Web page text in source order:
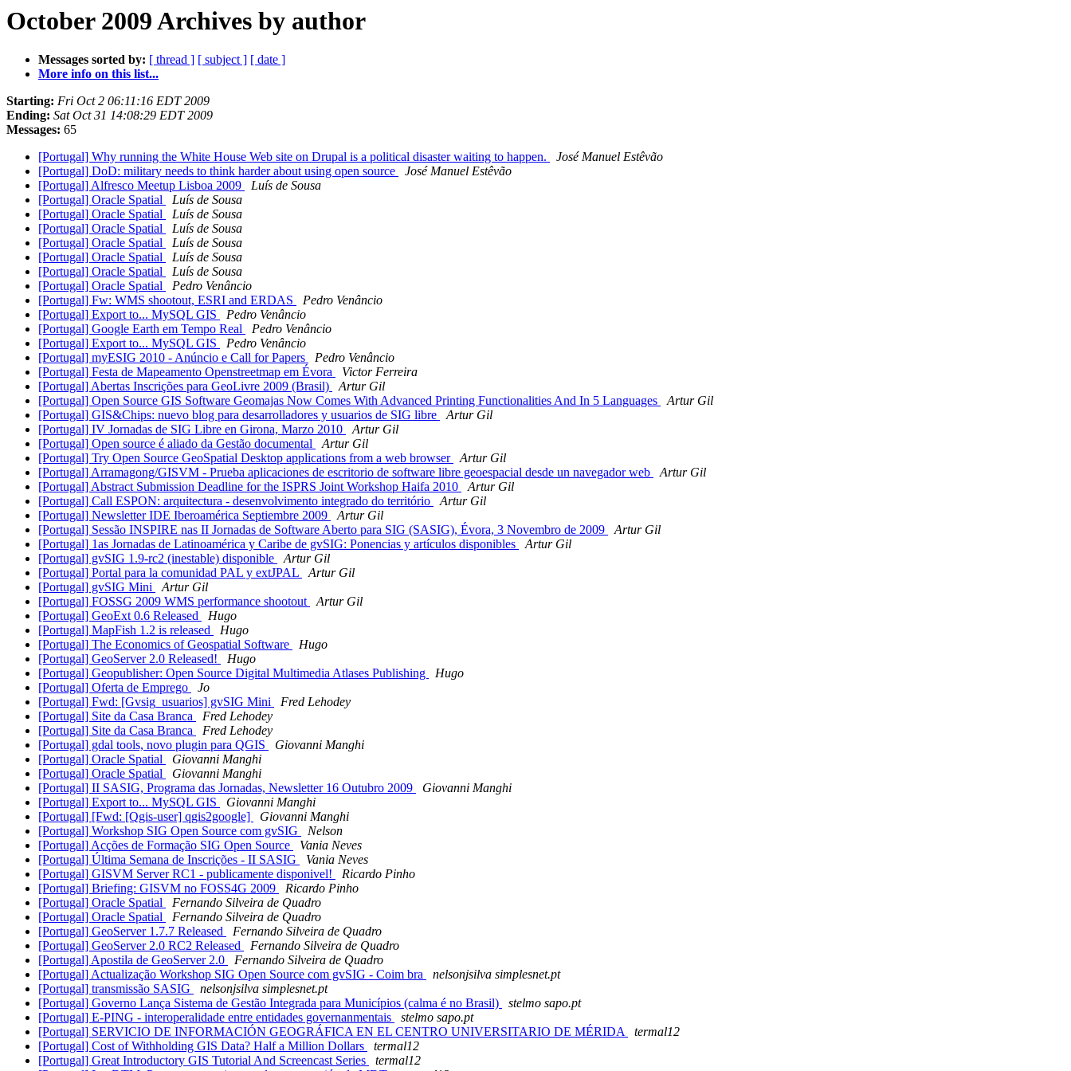
October 2009 Archives by author
Messages sorted by: [ thread ] [ subject ] [ date ]
More info on this list...
Starting: Fri Oct 2 06:11:16 EDT 2009
Ending: Sat Oct 31 14:08:29 EDT 2009
Messages: 65
[Portugal] Why running the White House Web site on Drupal is a political disaster waiting to happen.
José Manuel Estêvão
[Portugal] DoD: military needs to think harder about using open source
José Manuel Estêvão
[Portugal] Alfresco Meetup Lisboa 2009
Luís de Sousa
[Portugal] Oracle Spatial
Luís de Sousa
[Portugal] Oracle Spatial
Luís de Sousa
[Portugal] Oracle Spatial
Luís de Sousa
[Portugal] Oracle Spatial
Luís de Sousa
[Portugal] Oracle Spatial
Luís de Sousa
[Portugal] Oracle Spatial
Luís de Sousa
[Portugal] Oracle Spatial
Pedro Venâncio
[Portugal] Fw: WMS shootout, ESRI and ERDAS
Pedro Venâncio
[Portugal] Export to... MySQL GIS
Pedro Venâncio
[Portugal] Google Earth em Tempo Real
Pedro Venâncio
[Portugal] Export to... MySQL GIS
Pedro Venâncio
[Portugal] myESIG 2010 - Anúncio e Call for Papers
Pedro Venâncio
[Portugal] Festa de Mapeamento Openstreetmap em Évora
Victor Ferreira
[Portugal] Abertas Inscrições para GeoLivre 2009 (Brasil)
Artur Gil
[Portugal] Open Source GIS Software Geomajas Now Comes With Advanced Printing Functionalities And In 5 Languages
Artur Gil
[Portugal] GIS&Chips: nuevo blog para desarrolladores y usuarios de SIG libre
Artur Gil
[Portugal] IV Jornadas de SIG Libre en Girona, Marzo 2010
Artur Gil
[Portugal] Open source é aliado da Gestão documental
Artur Gil
[Portugal] Try Open Source GeoSpatial Desktop applications from a web browser
Artur Gil
[Portugal] Arramagong/GISVM - Prueba aplicaciones de escritorio de software libre geoespacial desde un navegador web
Artur Gil
[Portugal] Abstract Submission Deadline for the ISPRS Joint Workshop Haifa 2010
Artur Gil
[Portugal] Call ESPON: arquitectura - desenvolvimento integrado do território
Artur Gil
[Portugal] Newsletter IDE Iberoamérica Septiembre 2009
Artur Gil
[Portugal] Sessão INSPIRE nas II Jornadas de Software Aberto para SIG (SASIG), Évora, 3 Novembro de 2009
Artur Gil
[Portugal] 1as Jornadas de Latinoamérica y Caribe de gvSIG: Ponencias y artículos disponibles
Artur Gil
[Portugal] gvSIG 1.9-rc2 (inestable) disponible
Artur Gil
[Portugal] Portal para la comunidad PAL y extJPAL
Artur Gil
[Portugal] gvSIG Mini
Artur Gil
[Portugal] FOSSG 2009 WMS performance shootout
Artur Gil
[Portugal] GeoExt 0.6 Released
Hugo
[Portugal] MapFish 1.2 is released
Hugo
[Portugal] The Economics of Geospatial Software
Hugo
[Portugal] GeoServer 2.0 Released!
Hugo
[Portugal] Geopublisher: Open Source Digital Multimedia Atlases Publishing
Hugo
[Portugal] Oferta de Emprego
Jo
[Portugal] Fwd: [Gvsig_usuarios] gvSIG Mini
Fred Lehodey
[Portugal] Site da Casa Branca
Fred Lehodey
[Portugal] Site da Casa Branca
Fred Lehodey
[Portugal] gdal tools, novo plugin para QGIS
Giovanni Manghi
[Portugal] Oracle Spatial
Giovanni Manghi
[Portugal] Oracle Spatial
Giovanni Manghi
[Portugal] II SASIG, Programa das Jornadas, Newsletter 16 Outubro 2009
Giovanni Manghi
[Portugal] Export to... MySQL GIS
Giovanni Manghi
[Portugal] [Fwd: [Qgis-user] qgis2google]
Giovanni Manghi
[Portugal] Workshop SIG Open Source com gvSIG
Nelson
[Portugal] Acções de Formação SIG Open Source
Vania Neves
[Portugal] Última Semana de Inscrições - II SASIG
Vania Neves
[Portugal] GISVM Server RC1 - publicamente disponivel!
Ricardo Pinho
[Portugal] Briefing: GISVM no FOSS4G 2009
Ricardo Pinho
[Portugal] Oracle Spatial
Fernando Silveira de Quadro
[Portugal] Oracle Spatial
Fernando Silveira de Quadro
[Portugal] GeoServer 1.7.7 Released
Fernando Silveira de Quadro
[Portugal] GeoServer 2.0 RC2 Released
Fernando Silveira de Quadro
[Portugal] Apostila de GeoServer 2.0
Fernando Silveira de Quadro
[Portugal] Actualização Workshop SIG Open Source com gvSIG - Coim bra
nelsonjsilva simplesnet.pt
[Portugal] transmissão SASIG
nelsonjsilva simplesnet.pt
[Portugal] Governo Lança Sistema de Gestão Integrada para Municípios (calma é no Brasil)
stelmo sapo.pt
[Portugal] E-PING - interoperalidade entre entidades governanmentais
stelmo sapo.pt
[Portugal] SERVICIO DE INFORMACIÓN GEOGRÁFICA EN EL CENTRO UNIVERSITARIO DE MÉRIDA
termal12
[Portugal] Cost of Withholding GIS Data? Half a Million Dollars
termal12
[Portugal] Great Introductory GIS Tutorial And Screencast Series
termal12